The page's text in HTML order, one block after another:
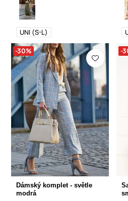
UNI (S-L)
-30%
Dámský komplet - světle
modrá
-